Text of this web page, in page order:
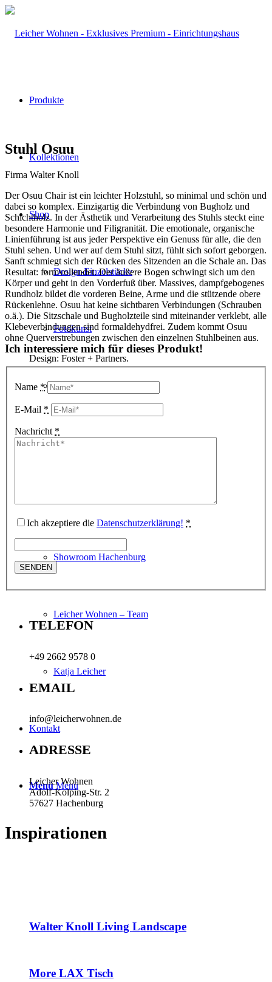
Produkte
Kollektionen
Shop
Design-Einzelstücke
Fotokunst
3D Visualisierungen
Geschenkgutscheine
Showroom Hachenburg
Leicher Wohnen – Team
Katja Leicher
Kontakt
Menü Menü
Stuhl Osuu
Firma Walter Knoll
Der Osuu Chair ist ein leichter Holzstuhl, so minimal und schön und
dabei so komplex. Einzigartig die Verbindung von Bugholz und
Schichtholz. In der Ästhetik und Verarbeitung des Stuhls steckt eine
besondere Harmonie und Filigranität. Die emotionale, organische
Linienführung ist aus jeder Perspektive ein Genuss für alle, die den
Stuhl sehen. Und wer auf dem Stuhl sitzt, fühlt sich sofort geborgen.
Sanft schmiegt sich der Rücken des Sitzenden an die Schale an. Das
Resultat: formvollendet. Der äußere Bogen schwingt sich um den
Körper und geht in den Vorderfuß über. Massives, dampfgebogenes
Rundholz bildet die vorderen Beine, Arme und die stützende obere
Rückenlehne. Osuu hat keine sichtbaren Verbindungen (Schrauben
o.ä.). Die Sitzschale und Bugholzteile sind miteinander verklebt, alle
Klebeverbindungen sind formaldehydfrei. Zudem kommt Osuu
ohne Querverstrebungen zwischen den einzelnen Stuhlbeinen aus.
Design: Foster + Partners.
Ich interessiere mich für dieses Produkt!
Name *
E-Mail *
Nachricht *
Ich akzeptiere die Datenschutzerklärung! *
TELEFON
+49 2662 9578 0
EMAIL
info@leicherwohnen.de
ADRESSE
Leicher Wohnen
Adolf-Kolping-Str. 2
57627 Hachenburg
Inspirationen
Walter Knoll Living Landscape
More LAX Tisch